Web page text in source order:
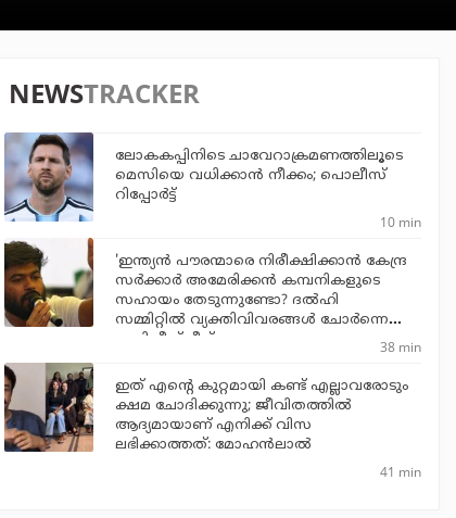
NEWSTRACKER
ലോകകപ്പിനിടെ ചാവേറാക്രമണത്തിലൂടെ
മെസിയെ വധിക്കാന്‍ നീക്കം; പൊലീസ്
റിപ്പോര്‍ട്ട്
10 min
'ഇന്ത്യന്‍ പൗരന്മാരെ നിരീക്ഷിക്കാന്‍ കേന്ദ്ര
സര്‍ക്കാര്‍ അമേരിക്കന്‍ കമ്പനികളുടെ
സഹായം തേടുന്നുണ്ടോ? ദല്‍ഹി
സമ്മിറ്റില്‍ വ്യക്തിവിവരങ്ങള്‍ ചോര്‍ന്നെന്ന്
അഭിജീത് ദീപ്‌കെ
38 min
ഇത് എന്റെ കുറ്റമായി കണ്ട് എല്ലാവരോടും
ക്ഷമ ചോദിക്കുന്നു; ജീവിതത്തിൽ
ആദ്യമായാണ് എനിക്ക് വിസ
ലഭിക്കാത്തത്: മോഹൻലാൽ
41 min